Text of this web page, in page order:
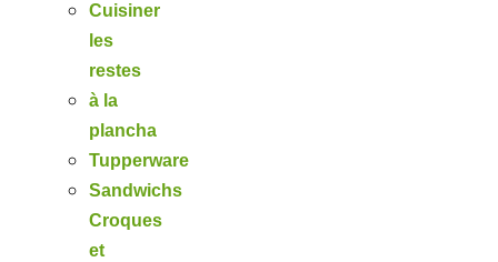
Cuisiner
les
restes
à la
plancha
Tupperware
Sandwichs
Croques
et